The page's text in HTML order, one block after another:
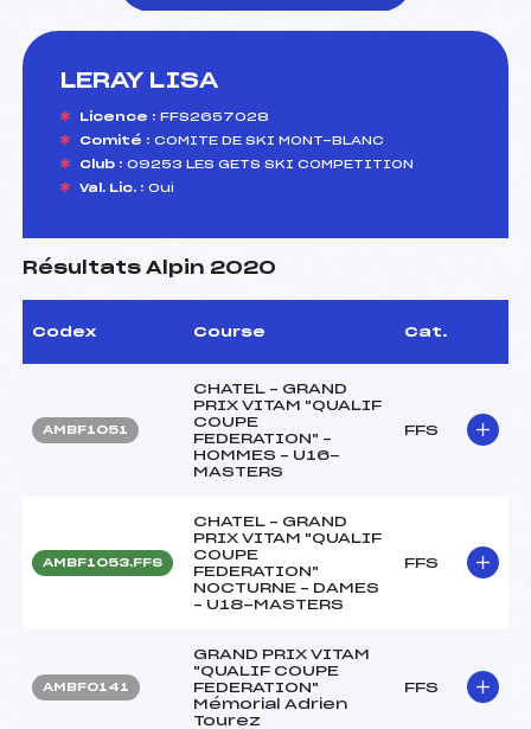
LERAY LISA
Licence : FFS2657028
Comité : COMITE DE SKI MONT-BLANC
Club : 09253 LES GETS SKI COMPETITION
Val. Lic. : Oui
Résultats Alpin 2020
Codex Course Cat.
AMBF1051
CHATEL – GRAND
PRIX VITAM "QUALIF
COUPE
FEDERATION" –
HOMMES – U16-
MASTERS
FFS
AMBF1053.FFS
CHATEL – GRAND
PRIX VITAM "QUALIF
COUPE
FEDERATION"
NOCTURNE – DAMES
– U18-MASTERS
FFS
AMBF0141
GRAND PRIX VITAM
"QUALIF COUPE
FEDERATION"
Mémorial Adrien
Tourez
FFS